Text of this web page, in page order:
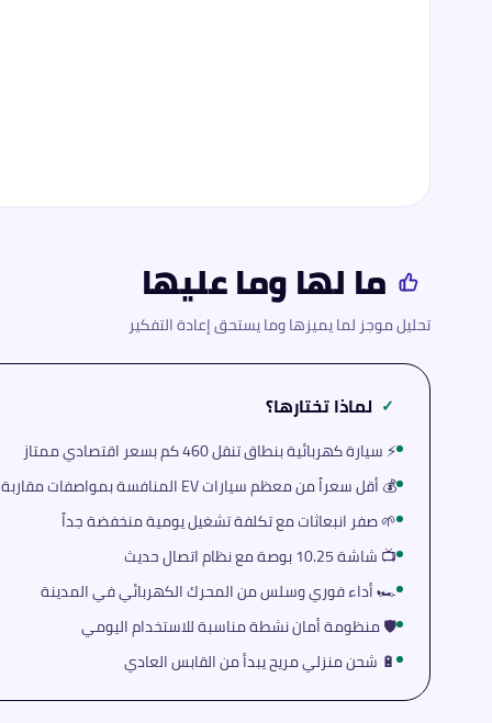
ما لها وما عليها
تحليل موجز لما يميزها وما يستحق إعادة التفكير
✓ لماذا تختارها؟
⚡ سيارة كهربائية بنطاق تنقل 460 كم بسعر اقتصادي ممتاز
💰 أقل سعراً من معظم سيارات EV المنافسة بمواصفات مقاربة
🌱 صفر انبعاثات مع تكلفة تشغيل يومية منخفضة جداً
📺 شاشة 10.25 بوصة مع نظام اتصال حديث
🏎️ أداء فوري وسلس من المحرك الكهربائي في المدينة
🛡️ منظومة أمان نشطة مناسبة للاستخدام اليومي
🔋 شحن منزلي مريح يبدأ من القابس العادي